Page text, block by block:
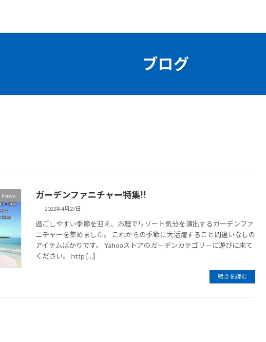
ブログ
News ガーデンファニチャー特集!!
2022年4月27日
過ごしやすい季節を迎え、お庭でリゾート気分を演出するガーデンファ
ニチャーを集めました。 これからの季節に大活躍すること間違いなしの
アイテムばかりです。 Yahooストアのガーデンカテゴリーに遊びに来て
ください。 http […]
続きを読む